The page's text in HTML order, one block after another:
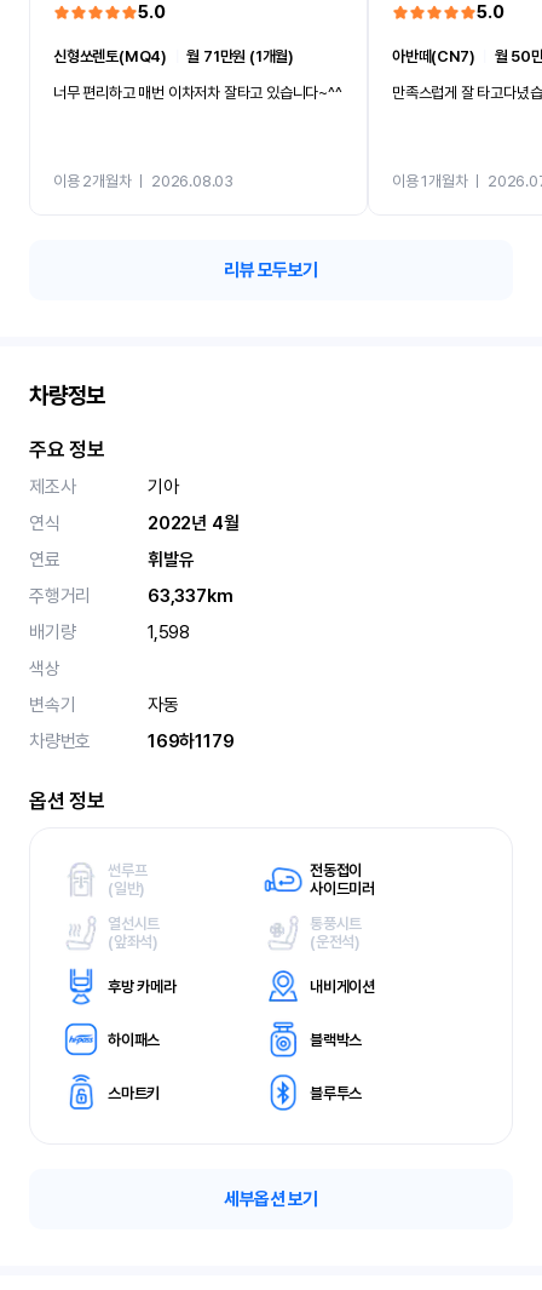
5.0
신형쏘렌토(MQ4) ㅣ월 71만원 (1개월)
너무 편리하고 매번 이차저차 잘타고 있습니다~^^
이용 2개월차ㅣ 2026.08.03
5.0
아반떼(CN7)
월 50
만족스럽게 잘 타고다녔
이용 1개월차ㅣ
리뷰 모두보기
차량정보
주요 정보
제조사
기아
연식
2022년 4월
연료
휘발유
주행거리
63,337km
배기량
1,598
색상
변속기
자동
차량번호
169하1179
옵션 정보
썬루프
(일반)
전동접이
사이드미러
열선시트
(앞좌석)
통풍시트
(운전석)
후방 카메라 내비게이션
하이패스 블랙박스
스마트키 블루투스
세부옵션 보기